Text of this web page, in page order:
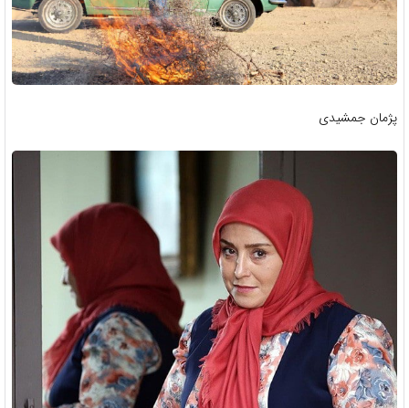
پژمان جمشیدی